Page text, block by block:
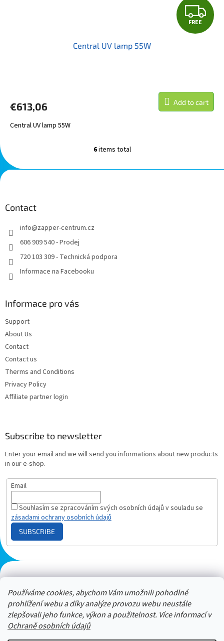
Používáme cookies, abychom Vám umožnili pohodlné
prohlížení webu a díky analýze provozu webu neustále
zlepšovali jeho funkce, výkon a použitelnost. Více informací v
Ochraně osobních údajů
F
R
FREE
Central UV lamp 55W
€613,06 Add to cart
Central UV lamp 55W
L
s
r
6items total
F
o
Contact
info@zapper-centrum.cz
606 909 540 - Prodej
720 103 309 - Technická podpora
Informace na Facebooku
Informace pro vás
Support
About Us
Contact
Contact us
Therms and Conditions
Privacy Policy
Affiliate partner login
Subscribe to newsletter
Enter your email and we will send you informations about new products
in our e-shop.
Email
Souhlasím se zpracováním svých osobních údajů v souladu se
zásadami ochrany osobních údajů
SUBSCRIBE
Plazmový generátor.cz Heureka - hodnocení Solárne panely.sk
Parasite zapper